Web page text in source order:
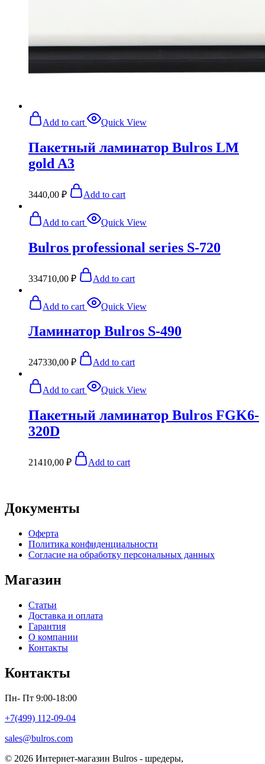
Add to cart Quick View
Пакетный ламинатор Bulros LM
gold A3
3440,00 ₽ Add to cart
Add to cart Quick View
Bulros professional series S-720
334710,00 ₽ Add to cart
Add to cart Quick View
Ламинатор Bulros S-490
247330,00 ₽ Add to cart
Add to cart Quick View
Пакетный ламинатор Bulros FGK6-
320D
21410,00 ₽ Add to cart
Документы
Оферта
Политика конфиденциальности
Согласие на обработку персональных данных
Магазин
Статьи
Доставка и оплата
Гарантия
О компании
Контакты
Контакты
Пн- Пт 9:00-18:00
+7(499) 112-09-04
sales@bulros.com
© 2026 Интернет-магазин Bulros - шредеры,